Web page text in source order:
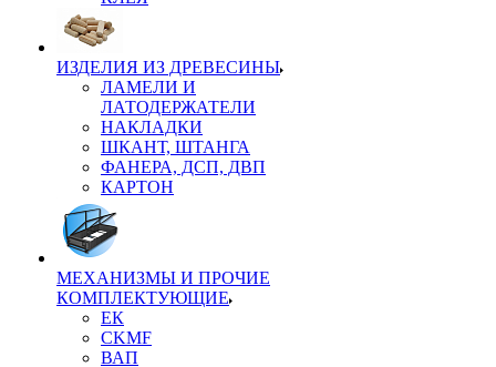
ИЗДЕЛИЯ ИЗ ДРЕВЕСИНЫ
ЛАМЕЛИ И
ЛАТОДЕРЖАТЕЛИ
НАКЛАДКИ
ШКАНТ, ШТАНГА
ФАНЕРА, ДСП, ДВП
КАРТОН
МЕХАНИЗМЫ И ПРОЧИЕ
КОМПЛЕКТУЮЩИЕ
ЕК
CKMF
ВАП